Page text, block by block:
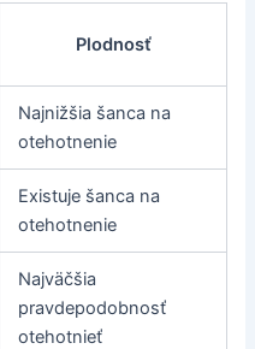
Plodnosť
Najnižšia šanca na
otehotnenie
Existuje šanca na
otehotnenie
Najväčšia
pravdepodobnosť
otehotnieť